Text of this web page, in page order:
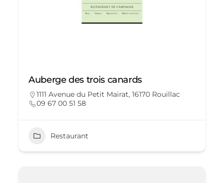
Auberge des trois canards
1111 Avenue du Petit Mairat, 16170 Rouillac
09 67 00 51 58
Restaurant